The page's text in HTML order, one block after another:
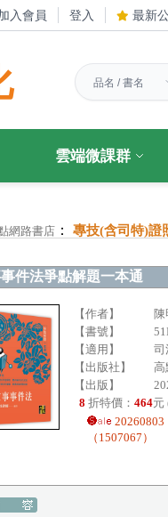
入會員 登入 最新
雲端微課群
網路書店 ： 專技(含司特)證
件法爭點解題一本通
【作者】
【書號】
【適用】
司
【出版社】
高
【出版】
8 折特價： 464元
（1507067）